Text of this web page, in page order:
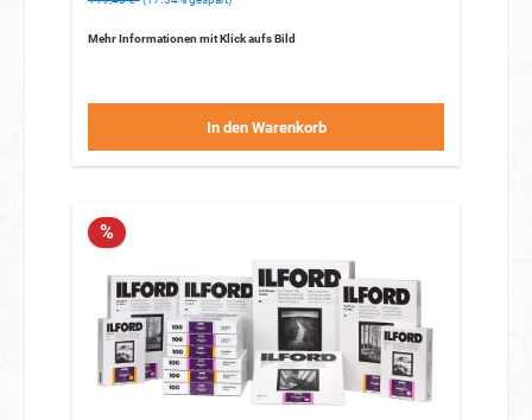
Mehr Informationen mit Klick aufs Bild
In den Warenkorb
%